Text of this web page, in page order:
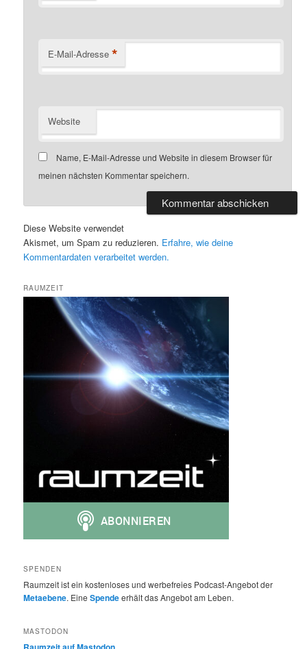
E-Mail-Adresse *
Website
Name, E-Mail-Adresse und Website in diesem Browser für
meinen nächsten Kommentar speichern.
Diese Website verwendet
Akismet, um Spam zu reduzieren. Erfahre, wie deine
Kommentardaten verarbeitet werden.
RAUMZEIT
SPENDEN
Raumzeit ist ein kostenloses und werbefreies Podcast-Angebot der
Metaebene. EineSpendeerhält das Angebot am Leben.
MASTODON